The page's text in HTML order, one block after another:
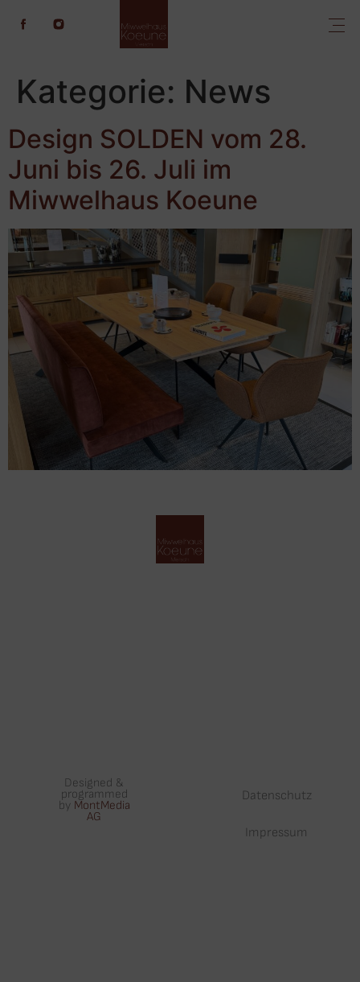
Kategorie: News
Design SOLDEN vom 28.
Juni bis 26. Juli im
Miwwelhaus Koeune
Designed &
programmed
by MontMedia
AG
Datenschutz
Impressum